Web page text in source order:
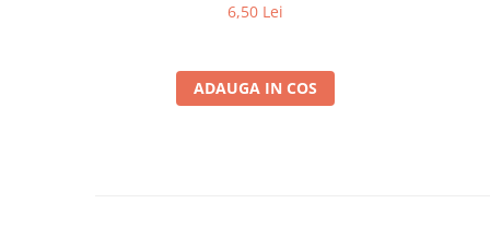
6,50 Lei
ADAUGA IN COS